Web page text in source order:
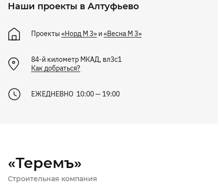
Наши проекты в Алтуфьево
Проекты «Норд М 3» и «Весна М 3»
84-й километр МКАД, вл3с1
Как добраться?
ЕЖЕДНЕВНО 10:00 — 19:00
«Теремъ»
Строительная компания